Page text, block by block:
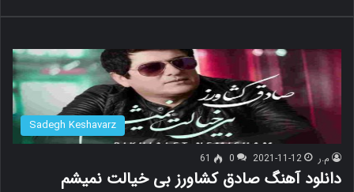
Sadegh Keshavarz
م.ر 2021-11-12
0
61
دانلود آهنگ صادق کشاورز بی خیالت نمیشم